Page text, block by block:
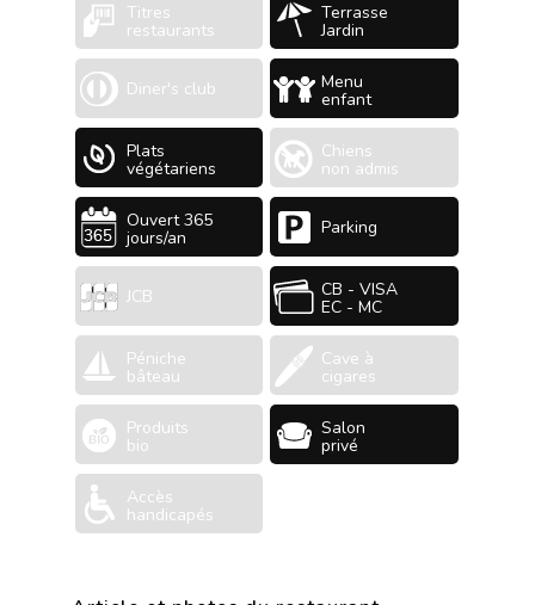
Titres
restaurants
Terrasse
Jardin
Diner's club Menu
enfant
Plats
végétariens
Chiens
non admis
Ouvert 365
jours/an Parking
JCB CB - VISA
EC - MC
Péniche
bâteau
Cave à
cigares
Produits
bio
Salon
privé
Accès
handicapés